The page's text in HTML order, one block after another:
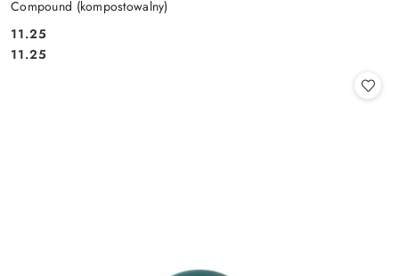
Compound (kompostowalny)
Cena:
11.25
Cena:
11.25